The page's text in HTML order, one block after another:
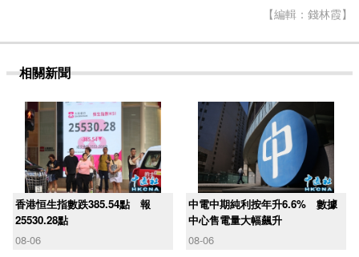
【編輯：錢林霞】
相關新聞
香港恒生指數跌385.54點 報
25530.28點
08-06
中電中期純利按年升6.6% 數據
中心售電量大幅飆升
08-06